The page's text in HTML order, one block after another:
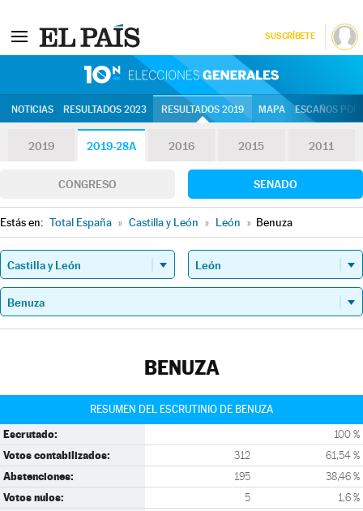
SUSCRÍBETE
NOTICIAS RESULTADOS 2023 RESULTADOS 2019 MAPA ESCAÑOS
2019 2019-28A 2016 2015 2011
CONGRESO SENADO
Estás en: Total España » Castilla y León » León » Benuza
BENUZA
RESUMEN DEL ESCRUTINIO DE BENUZA
Escrutado: 100 %
Votos contabilizados: 312 61,54 %
Abstenciones: 195 38,46 %
Votos nulos: 5 1,6 %